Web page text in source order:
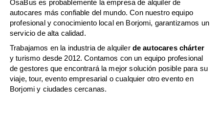
OsaBus es probablemente la empresa de alquiler de
autocares más confiable del mundo. Con nuestro equipo
profesional y conocimiento local en Borjomi, garantizamos un
servicio de alta calidad.
Trabajamos en la industria de alquiler de autocares chárter
y turismo desde 2012. Contamos con un equipo profesional
de gestores que encontrará la mejor solución posible para su
viaje, tour, evento empresarial o cualquier otro evento en
Borjomi y ciudades cercanas.